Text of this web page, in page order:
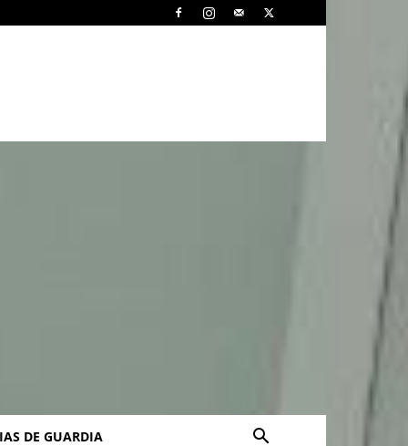
DE GUARDIA